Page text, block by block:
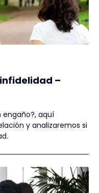
–
engaño?, aquí
y analizaremos si